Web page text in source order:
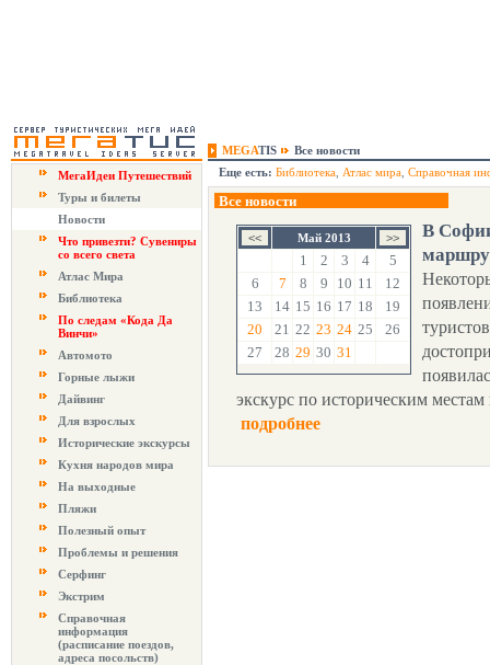
MEGATIS
Все новости
МегаИдеи Путешествий
Туры и билеты
Новости
Что привезти? Сувениры
со всего света
Атлас Мира
Библиотека
По следам «Кода Да
Винчи»
Автомото
Горные лыжи
Дайвинг
Для взрослых
Исторические экскурсы
Кухня народов мира
На выходные
Пляжи
Полезный опыт
Проблемы и решения
Серфинг
Экстрим
Справочная
информация
(расписание поездов,
адреса посольств)
Еще есть: Библиотека Атлас мира Справочная
Все новости
Май 2013
1 2 3 4
5
6
7 8 9 10 11
12
13
14 15 16 17 18
19
20
21 22 23 24 25
26
27
28 29 30 31
В
экскурс по историческим
подробнее